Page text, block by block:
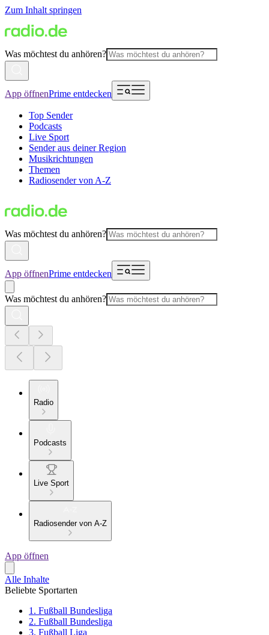
Zum Inhalt springen
Was möchtest du anhören?
App öffnenPrime entdecken
Top Sender
Podcasts
Live Sport
Sender aus deiner Region
Musikrichtungen
Themen
Radiosender von A-Z
Was möchtest du anhören?
App öffnenPrime entdecken
Was möchtest du anhören?
Radio
Podcasts
Live Sport
Radiosender von A-Z
App öffnen
Alle Inhalte
Beliebte Sportarten
1. Fußball Bundesliga
2. Fußball Bundesliga
3. Fußball Liga